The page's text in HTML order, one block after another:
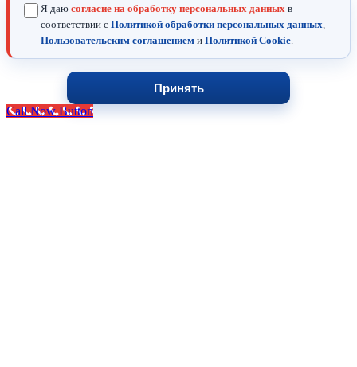
Я даю согласие на обработку персональных данных в
соответствии с Политикой обработки персональных данных
Пользовательским соглашением и Политикой Cookie
Принять
Call Now Button